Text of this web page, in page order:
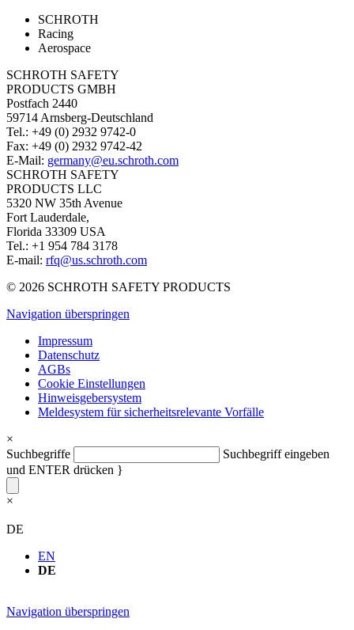
SCHROTH
Racing
Aerospace
SCHROTH SAFETY
PRODUCTS GMBH
Postfach 2440
59714 Arnsberg-Deutschland
Tel.: +49 (0) 2932 9742-0
Fax: +49 (0) 2932 9742-42
E-Mail: germany@eu.schroth.com
SCHROTH SAFETY
PRODUCTS LLC
5320 NW 35th Avenue
Fort Lauderdale,
Florida 33309 USA
Tel.: +1 954 784 3178
E-mail: rfq@us.schroth.com
© 2026 SCHROTH SAFETY PRODUCTS
Navigation überspringen
Impressum
Datenschutz
AGBs
Cookie Einstellungen
Hinweisgebersystem
Meldesystem für sicherheitsrelevante Vorfälle
×
Suchbegriffe
Suchbegriff eingeben
und ENTER drücken }
×
DE
EN
DE
Navigation überspringen